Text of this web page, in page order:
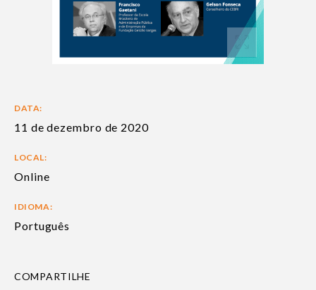
DATA:
11 de dezembro de 2020
LOCAL:
Online
IDIOMA:
Português
COMPARTILHE